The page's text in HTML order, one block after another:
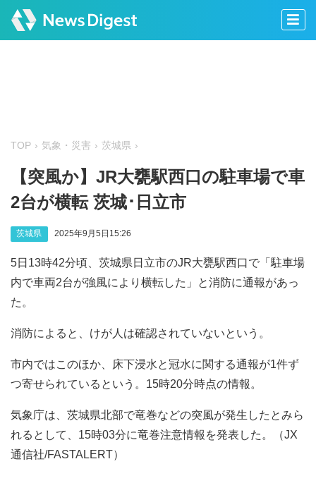
TOP 気象・災害 茨城県
【突風か】JR大甕駅西口の駐車場で車
2台が横転 茨城･日立市
茨城県 2025年9月5日15:26
5日13時42分頃、茨城県日立市のJR大甕駅西口で「駐車場
内で車両2台が強風により横転した」と消防に通報があっ
た。
消防によると、けが人は確認されていないという。
市内ではこのほか、床下浸水と冠水に関する通報が1件ず
つ寄せられているという。15時20分時点の情報。
気象庁は、茨城県北部で竜巻などの突風が発生したとみら
れるとして、15時03分に竜巻注意情報を発表した。（JX
通信社/FASTALERT）